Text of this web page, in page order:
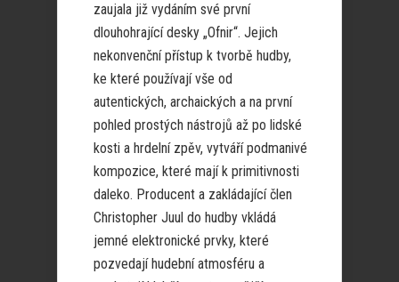
zaujala již vydáním své první
dlouhohrající desky „Ofnir“. Jejich
nekonvenční přístup k tvorbě hudby,
ke které používají vše od
autentických, archaických a na první
pohled prostých nástrojů až po lidské
kosti a hrdelní zpěv, vytváří podmanivé
kompozice, které mají k primitivnosti
daleko. Producent a zakládající člen
Christopher Juul do hudby vkládá
jemné elektronické prvky, které
pozvedají hudební atmosféru a